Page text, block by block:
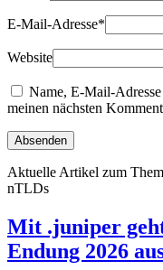
E-Mail-Adresse*
Website
Name, E-Mail-
meinen nächsten
Aktuelle Artikel zum
nTLDs
Mit .juniper
Endung 2026